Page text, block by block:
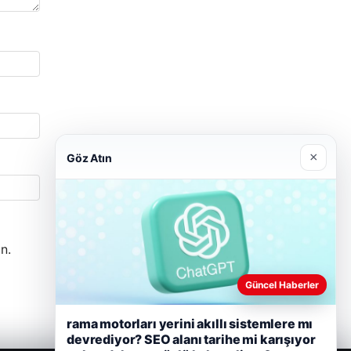
Göz Atın ×
Güncel Haberler
rama motorları yerini akıllı sistemlere mı
devrediyor? SEO alanı tarihe mi karışıyor